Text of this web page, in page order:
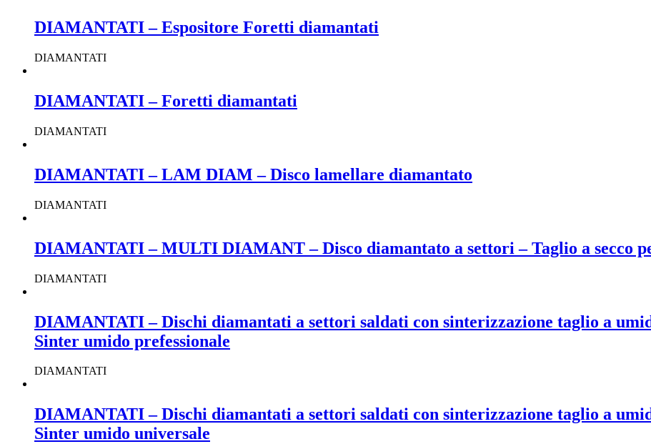
DIAMANTATI – Espositore Foretti diamantati
DIAMANTATI
DIAMANTATI – Foretti diamantati
DIAMANTATI
DIAMANTATI – LAM DIAM – Disco lamellare diamantato
DIAMANTATI
DIAMANTATI – MULTI DIAMANT – Disco diamantato a settori – Taglio a secco
DIAMANTATI
DIAMANTATI – Dischi diamantati a settori saldati con sinterizzazione taglio a
Sinter umido prefessionale
DIAMANTATI
DIAMANTATI – Dischi diamantati a settori saldati con sinterizzazione taglio a
Sinter umido universale